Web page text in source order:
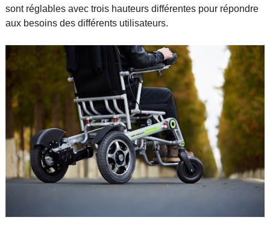
sont réglables avec trois hauteurs différentes pour répondre
aux besoins des différents utilisateurs.